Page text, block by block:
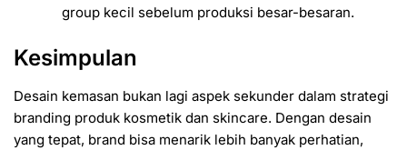
group kecil sebelum produksi besar-besaran.
Kesimpulan
Desain kemasan bukan lagi aspek sekunder dalam strategi
branding produk kosmetik dan skincare. Dengan desain
yang tepat, brand bisa menarik lebih banyak perhatian,